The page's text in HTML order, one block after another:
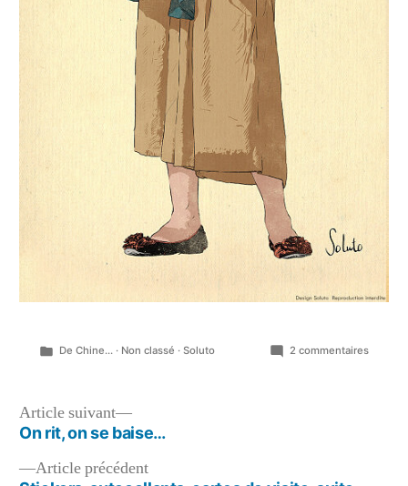
Publié
De Chine...· Non classé · Soluto 2 commentairessur
Navigation
de
l’article
Article précédentArticle
Article suivant
Article
suivant :
On rit, on se baise…